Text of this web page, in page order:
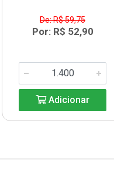
De: R$ 59,75
Por: R$ 52,90
Adicionar